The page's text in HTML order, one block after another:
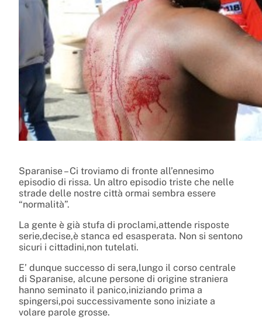
Sparanise – Ci troviamo di fronte all’ennesimo
episodio di rissa. Un altro episodio triste che nelle
strade delle nostre città ormai sembra essere
“normalità”.
La gente è già stufa di proclami,attende risposte
serie,decise,è stanca ed esasperata. Non si sentono
sicuri i cittadini,non tutelati.
E’ dunque successo di sera,lungo il corso centrale
di Sparanise, alcune persone di origine straniera
hanno seminato il panico,iniziando prima a
spingersi,poi successivamente sono iniziate a
volare parole grosse.